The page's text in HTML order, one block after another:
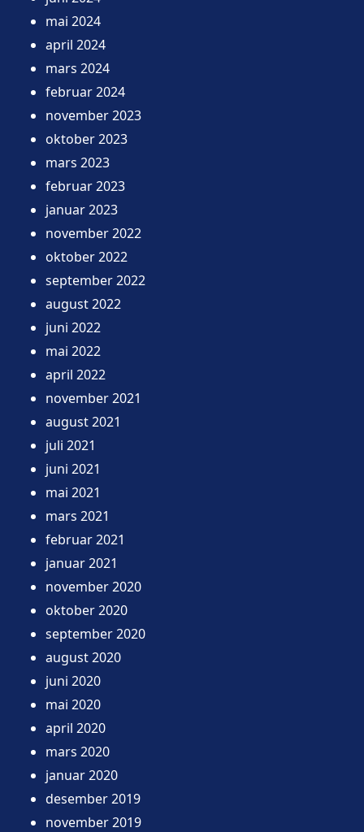
mai 2024
april 2024
mars 2024
februar 2024
november 2023
oktober 2023
mars 2023
februar 2023
januar 2023
november 2022
oktober 2022
september 2022
august 2022
juni 2022
mai 2022
april 2022
november 2021
august 2021
juli 2021
juni 2021
mai 2021
mars 2021
februar 2021
januar 2021
november 2020
oktober 2020
september 2020
august 2020
juni 2020
mai 2020
april 2020
mars 2020
januar 2020
desember 2019
november 2019